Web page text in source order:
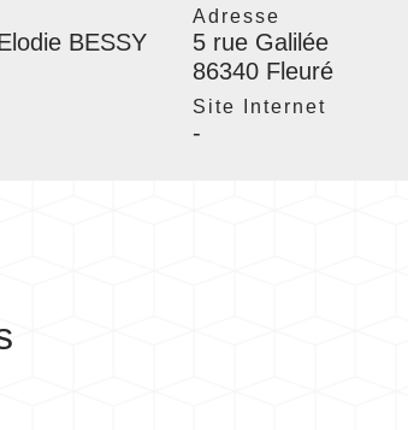
BESSY
Adresse
5 rue Galilée
86340 Fleuré
Site Internet
-